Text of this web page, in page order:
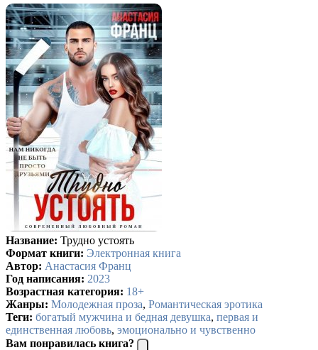
Название: Трудно устоять
Формат книги: Электронная книга
Автор: Анастасия Франц
Год написания: 2023
Возрастная категория: 18+
Жанры: Молодежная проза, Романтическая эротика
Теги: богатый мужчина и бедная девушка, первая и
единственная любовь, эмоционально и чувственно
Вам понравилась книга?